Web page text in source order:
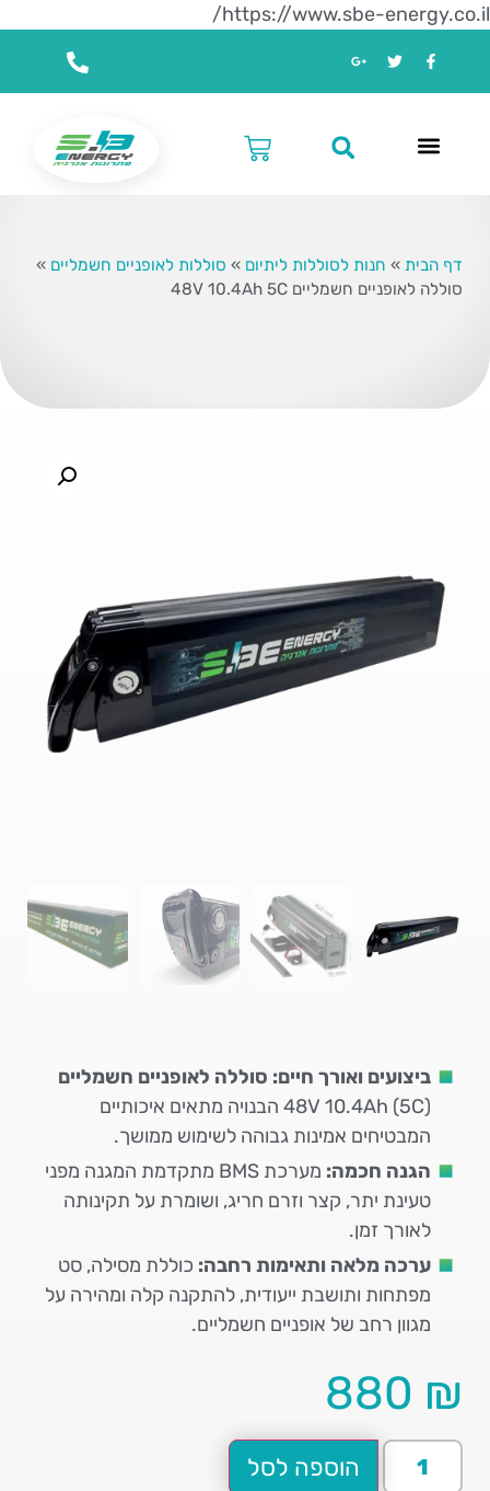
https://www.sbe-energy.co.il/
דף הבית » חנות לסוללות ליתיום » סוללות לאופניים חשמליים »
סוללה לאופניים חשמליים 48V 10.4Ah 5C
ביצועים ואורך חיים: סוללה לאופניים חשמליים
48V 10.4Ah (5C) הבנויה מתאים איכותיים
המבטיחים אמינות גבוהה לשימוש ממושך.
הגנה חכמה:
מערכת BMS מתקדמת המגנה מפני
טעינת יתר, קצר וזרם חריג, ושומרת על תקינותה
לאורך זמן.
ערכה מלאה ותאימות רחבה: כוללת מסילה, סט
מפתחות ותושבת ייעודית, להתקנה קלה ומהירה על
מגוון רחב של אופניים חשמליים.
880 ₪
הוספה לסל